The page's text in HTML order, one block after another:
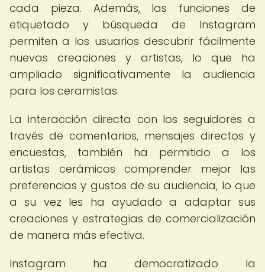
cada pieza. Además, las funciones de
etiquetado y búsqueda de Instagram
permiten a los usuarios descubrir fácilmente
nuevas creaciones y artistas, lo que ha
ampliado significativamente la audiencia
para los ceramistas.
La interacción directa con los seguidores a
través de comentarios, mensajes directos y
encuestas, también ha permitido a los
artistas cerámicos comprender mejor las
preferencias y gustos de su audiencia, lo que
a su vez les ha ayudado a adaptar sus
creaciones y estrategias de comercialización
de manera más efectiva.
Instagram ha democratizado la